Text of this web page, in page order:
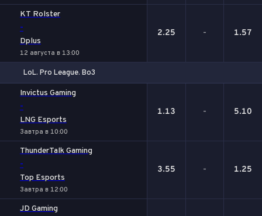
KT Rolster
-
Dplus
12 августа в 13:00
2.25 - 1.57
LoL. Pro League. Bo3
Invictus Gaming
-
LNG Esports
Завтра в 10:00
1.13 - 5.10
ThunderTalk Gaming
-
Top Esports
Завтра в 12:00
3.55 - 1.25
JD Gaming